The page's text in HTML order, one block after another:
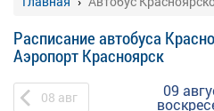
Расписание автобуса
Аэропорт Красноярск
08 авг 09